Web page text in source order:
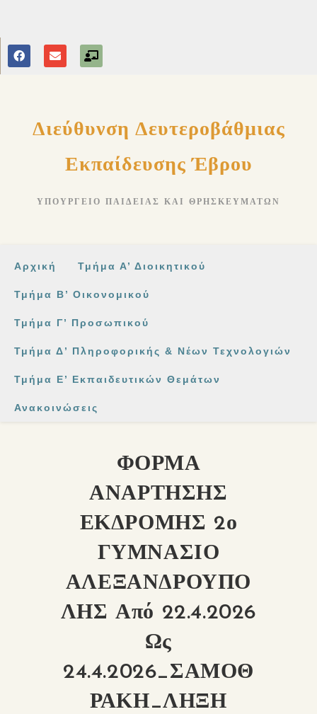
Διεύθυνση Δευτεροβάθμιας
Εκπαίδευσης Έβρου
ΥΠΟΥΡΓΕΊΟ ΠΑΙΔΕΊΑΣ ΚΑΙ ΘΡΗΣΚΕΥΜΆΤΩΝ
Αρχική Τμήμα Α’ Διοικητικού
Τμήμα Β’ Οικονομικού
Τμήμα Γ’ Προσωπικού
Τμήμα Δ’ Πληροφορικής & Νέων Τεχνολογιών
Τμήμα Ε’ Εκπαιδευτικών Θεμάτων
Ανακοινώσεις
ΦΟΡΜΑ
ΑΝΑΡΤΗΣΗΣ
ΕΚΔΡΟΜΗΣ 2ο
ΓΥΜΝΑΣΙΟ
ΑΛΕΞΑΝΔΡΟΥΠΟ
ΛΗΣ Από 22.4.2026
Ως
24.4.2026_ΣΑΜΟΘ
ΡΑΚΗ_ΛΗΞΗ